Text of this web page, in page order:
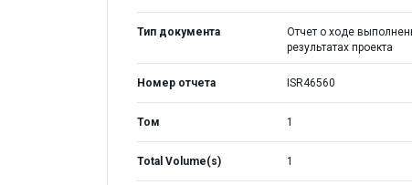
Тип документа
Отчет о ходе
результатах проекта
Номер отчета ISR46560
Том 1
Total Volume(s) 1